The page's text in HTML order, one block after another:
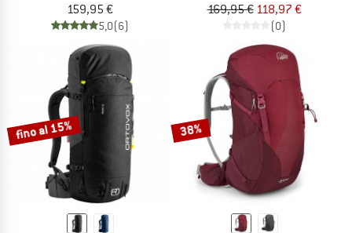
159,95 €
5,0(6)
169,95 € 118,97 €
(0)
fino al 15% 38%